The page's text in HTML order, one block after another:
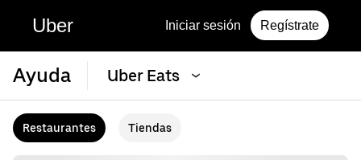
Uber Iniciar sesión Regístrate
Ayuda Uber Eats
Restaurantes Tiendas